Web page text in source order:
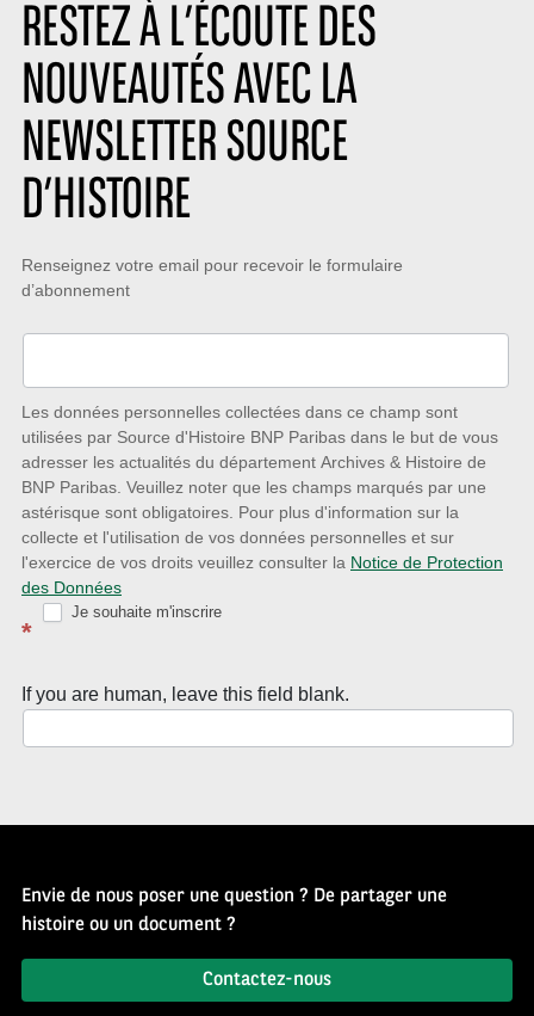
RESTEZ À L’ÉCOUTE DES
NOUVEAUTÉS AVEC LA
NEWSLETTER SOURCE
D’HISTOIRE
Restez
à
l’écoute
nouveautés
avec
la
Newsletter
Source
d’Histoire
Renseignez votre email pour recevoir le formulaire
d’abonnement
Les données personnelles collectées dans ce champ sont
utilisées par Source d'Histoire BNP Paribas dans le but de vous
adresser les actualités du département Archives & Histoire de
BNP Paribas. Veuillez noter que les champs marqués par une
astérisque sont obligatoires. Pour plus d'information sur la
collecte et l'utilisation de vos données personnelles et sur
l'exercice de vos droits veuillez consulter la Notice de Protection
des Données
*
Je souhaite m'inscrire
If you are human, leave this field blank.
Envie de nous poser une question ? De partager une
histoire ou un document ?
Contactez-nous